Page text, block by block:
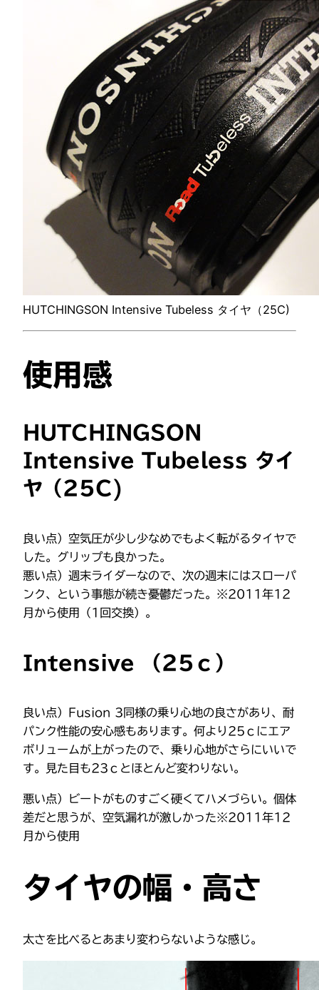
HUTCHINGSON Intensive Tubeless タイヤ（25C)
使用感
HUTCHINGSON
Intensive Tubeless タイ
ヤ（25C)
良い点）空気圧が少し少なめでもよく転がるタイヤで
した。グリップも良かった。
悪い点）週末ライダーなので、次の週末にはスローパ
ンク、という事態が続き憂鬱だった。※2011年12
月から使用（1回交換）。
Intensive （25ｃ）
良い点）Fusion 3同様の乗り心地の良さがあり、耐
パンク性能の安心感もあります。何より25ｃにエア
ボリュームが上がったので、乗り心地がさらにいいで
す。見た目も23ｃとほとんど変わりない。
悪い点）ビートがものすごく硬くてハメづらい。個体
差だと思うが、空気漏れが激しかった※2011年12
月から使用
タイヤの幅・高さ
太さを比べるとあまり変わらないような感じ。